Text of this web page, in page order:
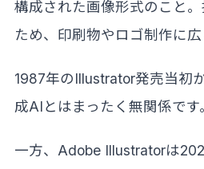
構成された画像形式のこと
ため、印刷物やロゴ制作に広
1987年のIllustrator発売当初
成AIとはまったく無関係です
一方、Adobe Illustratorは